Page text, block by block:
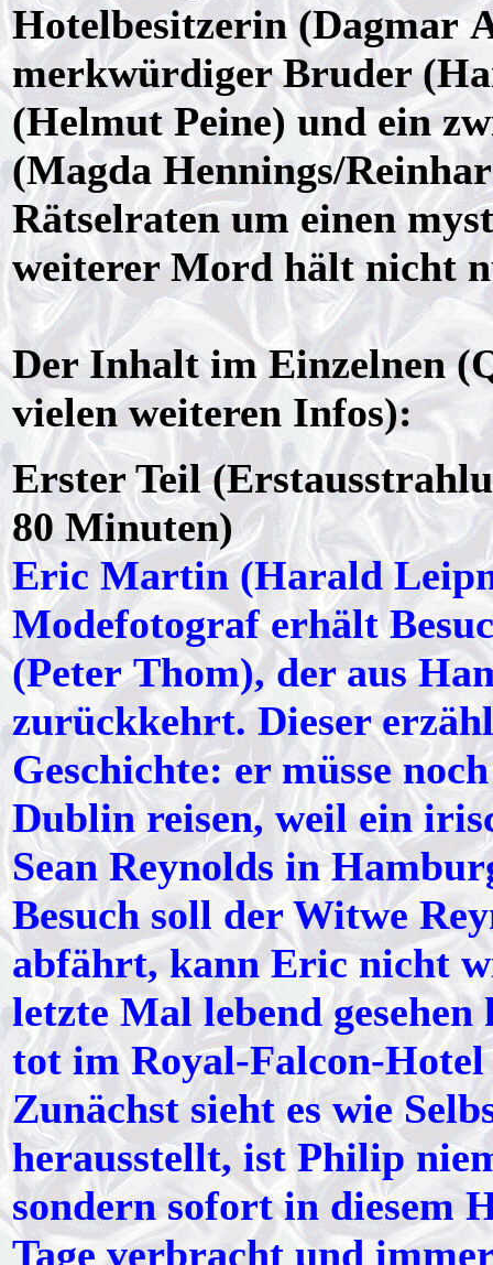
Hotelbesitzerin (Dagmar
merkwürdiger Bruder
(Helmut Peine) und ein
(Magda Hennings/
Rätselraten um einen
weiterer Mord hält nicht
Der Inhalt im Einzelnen
vielen weiteren Infos):
Erster Teil
80 Minuten)
Eric Martin (Harald
Modefotograf erhält
(Peter Thom), der aus
zurückkehrt. Dieser
Geschichte: er müsse
Dublin reisen, weil ein
Sean Reynolds in
Besuch soll der Witwe
abfährt, kann Eric nicht
letzte Mal lebend
tot im Royal-Falcon-
Zunächst sieht es wie
herausstellt, ist Philip
sondern sofort in diesem
Tage verbracht und